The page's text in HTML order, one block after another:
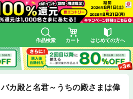
作品検索 カート はじめての方へ
カ殿と名君～うちの殿さまは偉